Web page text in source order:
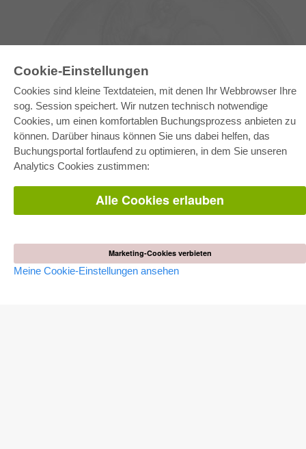
Cookie-Einstellungen
Cookies sind kleine Textdateien, mit denen Ihr Webbrowser Ihre
sog. Session speichert. Wir nutzen technisch notwendige
Cookies, um einen komfortablen Buchungsprozess anbieten zu
können. Darüber hinaus können Sie uns dabei helfen, das
Buchungsportal fortlaufend zu optimieren, in dem Sie unseren
Analytics Cookies zustimmen:
Alle Cookies erlauben
Marketing-Cookies verbieten
Meine Cookie-Einstellungen ansehen
E-COLLECTION
Gesamtpaket
Fachbereichspakete
Pick & Choose
Bereitstellung von E-Books